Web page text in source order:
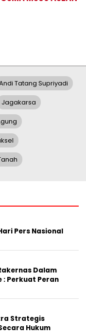
Tatang Supriyadi
Jagakarsa
Pers Nasional
Dalam
: Perkuat Peran
Strategis
Hukum